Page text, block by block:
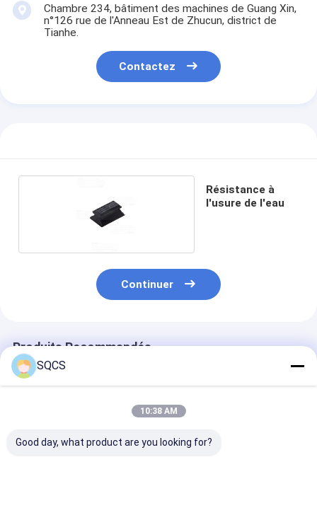
Chambre 234, bâtiment des machines de Guang Xin,
n°126 rue de l'Anneau Est de Zhucun, district de
Tianhe.
Contactez
Résistance à
l'usure de l'eau
Continuer
Produits Recommandés
SQCS
10:38 AM
Good day, what product are you looking for?